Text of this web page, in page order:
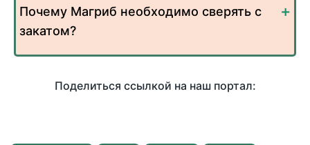
Почему Магриб необходимо сверять с
закатом?
Поделиться ссылкой на наш портал: